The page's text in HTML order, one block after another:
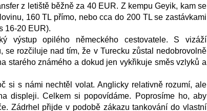
z letiště běžně za 40 EUR. Z kempu Geyik, kam se
160 TL přímo, nebo cca do 200 TL se zastávkami
16-20 EUR).
výstup opilého německého cestovatele. S vizáží
se rozčiluje nad tím, že v Turecku zůstal nedobrovolně
starého známého a dokud jen vykřikuje směs vzlyků a
si s námi nechtěl volat. Anglicky relativně rozumí, ale
displeji. Celkem si popovídáme. Poprosíme ho, aby
Zádrhel přijde v podobě zákazu tankování do vlastní